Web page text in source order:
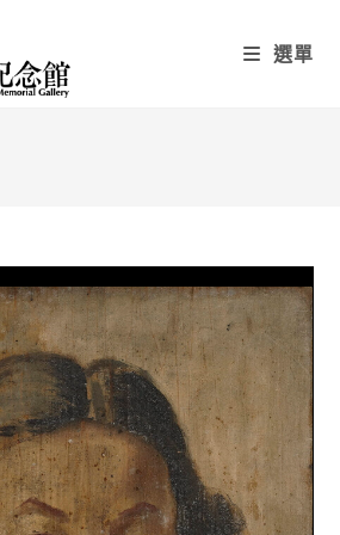
選單